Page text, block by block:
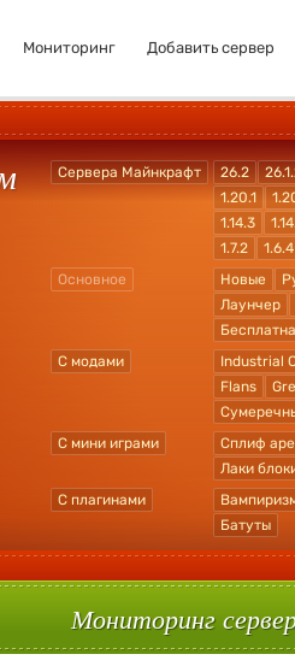
Мониторинг Добавить сервер
Сервера Майнкрафт 26.2
1.20.1
1.14.3
1.7.2
1.6.4
Основное
Новые
Лаунчер
С модами
Industrial
Flans
С мини играми
Сплиф
Лаки
С плагинами
Батуты
Мониторинг